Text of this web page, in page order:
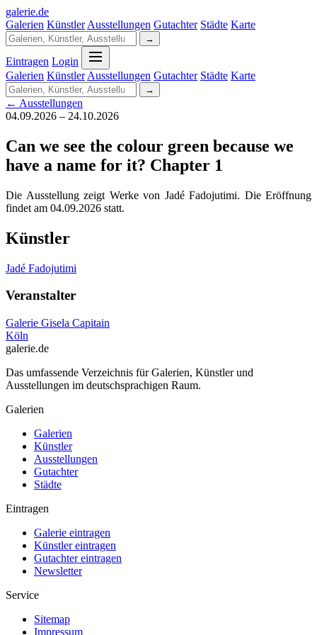
galerie.de
Galerien Künstler Ausstellungen Gutachter Städte Karte
→
Eintragen Login
Galerien Künstler Ausstellungen Gutachter Städte Karte
→
← Ausstellungen
04.09.2026 – 24.10.2026
Can we see the colour green because we
have a name for it? Chapter 1
Die Ausstellung zeigt Werke von Jadé Fadojutimi. Die Eröffnung
findet am 04.09.2026 statt.
Künstler
Jadé Fadojutimi
Veranstalter
Galerie Gisela Capitain
Köln
galerie.de
Das umfassende Verzeichnis für Galerien, Künstler und
Ausstellungen im deutschsprachigen Raum.
Galerien
Galerien
Künstler
Ausstellungen
Gutachter
Städte
Eintragen
Galerie eintragen
Künstler eintragen
Gutachter eintragen
Newsletter
Service
Sitemap
Impressum